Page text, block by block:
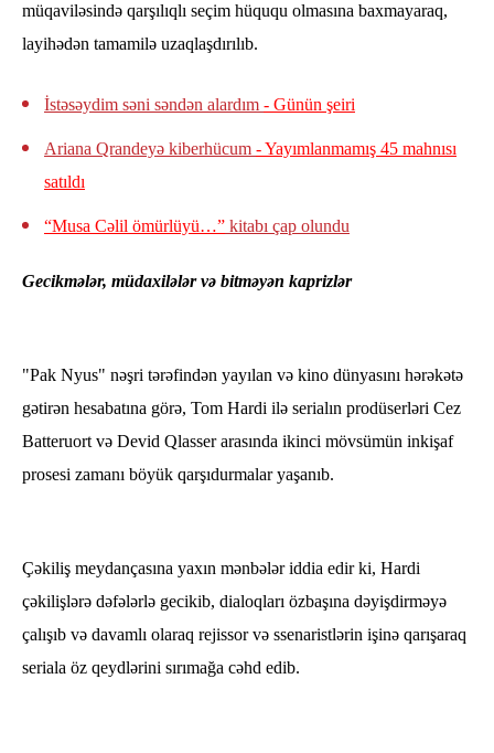
müqaviləsində qarşılıqlı seçim hüququ olmasına baxmayaraq,
layihədən tamamilə uzaqlaşdırılıb.
İstəsəydim səni səndən alardım - Günün şeiri
Ariana Qrandeyə kiberhücum - Yayımlanmamış 45 mahnısı
satıldı
“Musa Cəlil ömürlüyü…” kitabı çap olundu
​Gecikmələr, müdaxilələr və bitməyən kaprizlər
"Pak Nyus" nəşri tərəfindən yayılan və kino dünyasını hərəkətə
gətirən hesabatına görə, Tom Hardi ilə serialın prodüserləri Cez
Batteruort və Devid Qlasser arasında ikinci mövsümün inkişaf
prosesi zamanı böyük qarşıdurmalar yaşanıb.
Çəkiliş meydançasına yaxın mənbələr iddia edir ki, Hardi
çəkilişlərə dəfələrlə gecikib, dialoqları özbaşına dəyişdirməyə
çalışıb və davamlı olaraq rejissor və ssenaristlərin işinə qarışaraq
seriala öz qeydlərini sırımağa cəhd edib.